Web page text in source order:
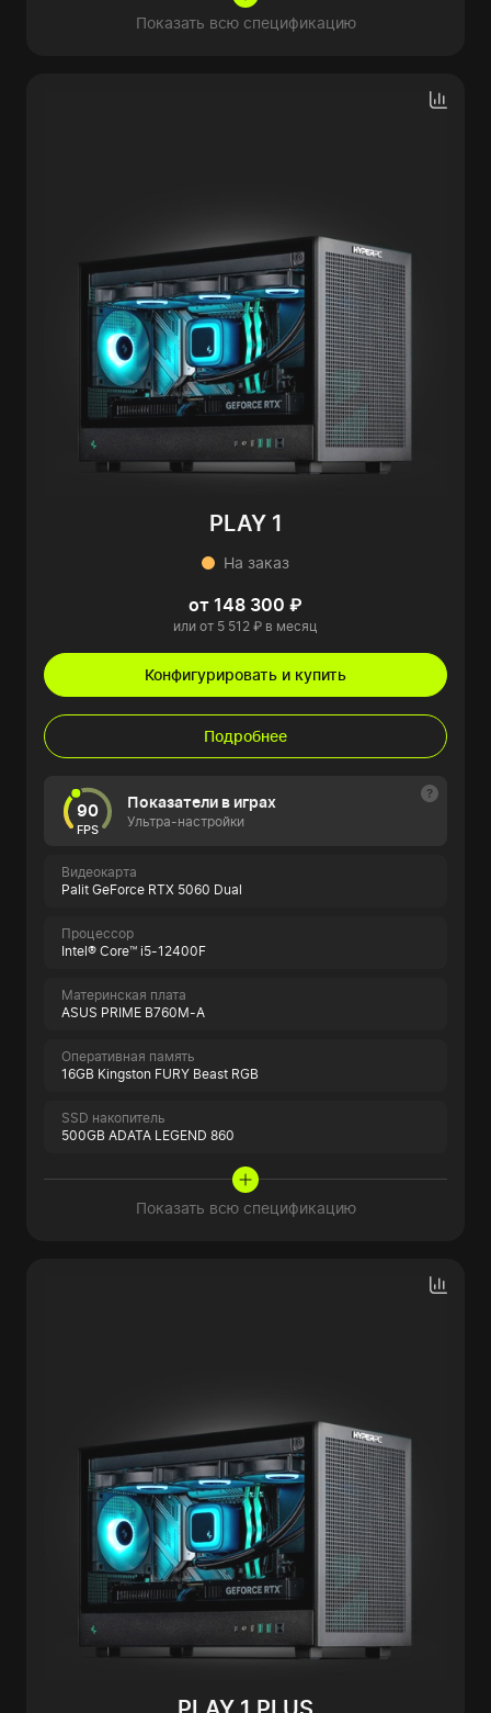
Показать всю спецификацию
PLAY 1
На заказ
от 148 300 ₽
или от 5 512 ₽ в месяц
Конфигурировать и купить
Подробнее
90
FPS
Показатели в играх
Ультра-настройки
Видеокарта
Palit GeForce RTX 5060 Dual
Процессор
Intel® Core™ i5-12400F
Материнская плата
ASUS PRIME B760M-A
Оперативная память
16GB Kingston FURY Beast RGB
SSD накопитель
500GB ADATA LEGEND 860
Показать всю спецификацию